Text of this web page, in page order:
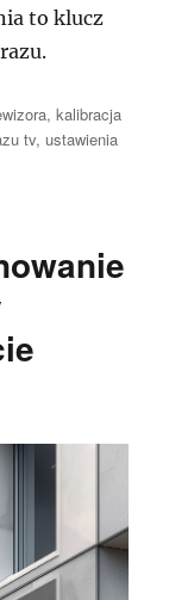
to klucz
,kalibracja
tv, ustawienia